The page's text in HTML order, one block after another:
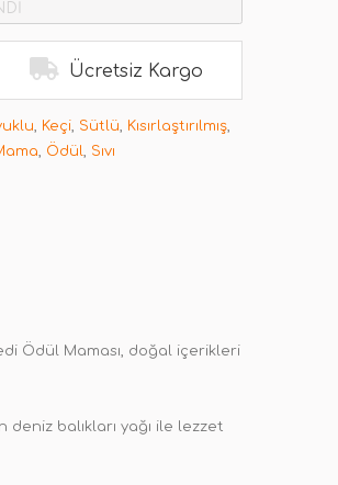
Ücretsiz Kargo
, Keçi, Sütlü, Kısırlaştırılmış,
, Ödül, Sıvı
Ödül Maması, doğal içerikleri
balıkları yağı ile lezzet